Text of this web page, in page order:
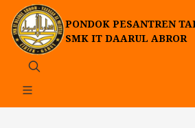
PONDOK PESANTREN
SMK IT DAARUL ABROR